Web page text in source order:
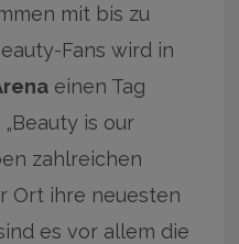
mit bis zu
Fans wird in
einen Tag
is our
zahlreichen
Ort ihre neuesten
es vor allem die